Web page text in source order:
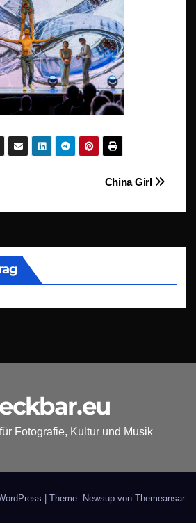
China Girl
Fotografie, Kultur und Musik
| Theme: Newsup von Themeansar